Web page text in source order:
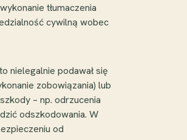
tłumaczenia
cywilną wobec
nielegalnie podawał się
zobowiązania) lub
– np. odrzucenia
odszkodowania. W
od